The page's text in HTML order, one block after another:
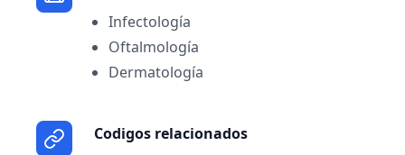
Infectología
Oftalmología
Dermatología
Codigos relacionados